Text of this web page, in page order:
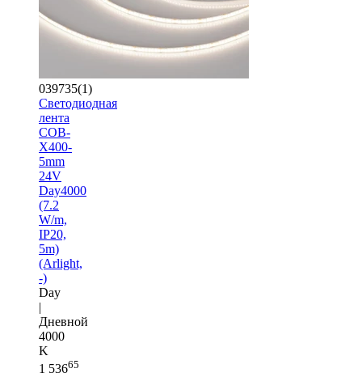
039735(1)
Светодиодная
лента
COB-
X400-
5mm
24V
Day4000
(7.2
W/m,
IP20,
5m)
(Arlight,
-)
Day
|
Дневной
4000
K
1 53665